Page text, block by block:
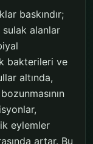
baskındır;
alanlar
bakterileri ve
altında,
eylemler
artar. Bu